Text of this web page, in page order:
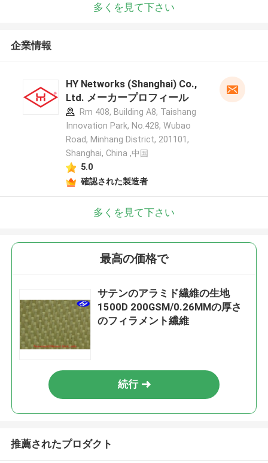
多くを見て下さい
企業情報
HY Networks (Shanghai) Co.,
Ltd. メーカープロフィール
Rm 408, Building A8, Taishang
Innovation Park, No.428, Wubao
Road, Minhang District, 201101,
Shanghai, China ,中国
5.0
確認された製造者
多くを見て下さい
最高の価格で
サテンのアラミド繊維の生地
1500D 200GSM/0.26MMの厚さ
のフィラメント繊維
続行
推薦されたプロダクト